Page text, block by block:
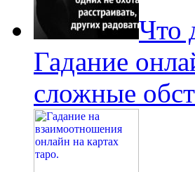
Что
Гадание
сложные